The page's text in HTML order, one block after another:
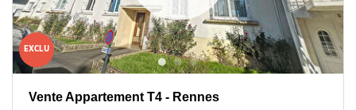
EXCLU
Vente Appartement T4 - Rennes